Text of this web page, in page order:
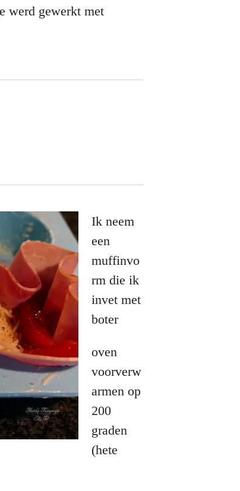
werd gewerkt met
Ik neem
een
muffinvo
rm die ik
invet met
boter
oven
voorverw
armen op
200
graden
(hete